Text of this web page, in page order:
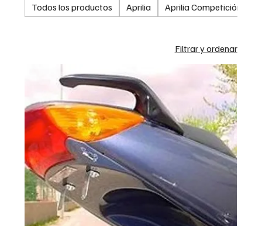
Todos los productos Aprilia Aprilia Competición
Filtrar y ordenar